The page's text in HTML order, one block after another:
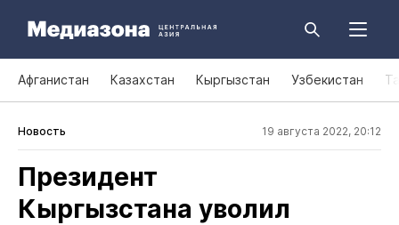
Афганистан Казахстан Кыргызстан Узбекистан
Новость 19 августа 2022, 20:12
Президент
Кыргызстана уволил